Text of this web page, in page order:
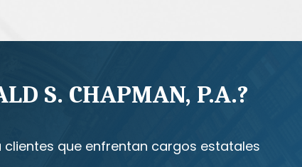
S. CHAPMAN, P.A.?
clientes que enfrentan cargos estatales